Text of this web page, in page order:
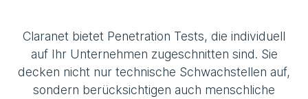
Claranet bietet Penetration Tests, die individuell
auf Ihr Unternehmen zugeschnitten sind. Sie
decken nicht nur technische Schwachstellen auf,
sondern berücksichtigen auch menschliche